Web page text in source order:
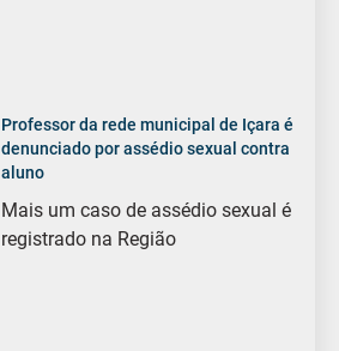
Professor da rede municipal de Içara é
denunciado por assédio sexual contra
aluno
Mais um caso de assédio sexual é
registrado na Região